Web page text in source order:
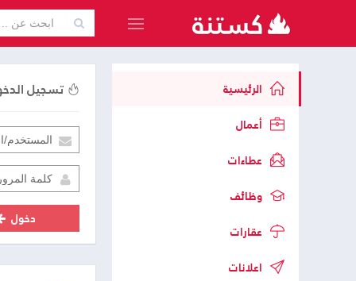
الرئيسية
أعمال
عطاءات
وظائف
عقارات
اعلانات
تسجيل
دخول